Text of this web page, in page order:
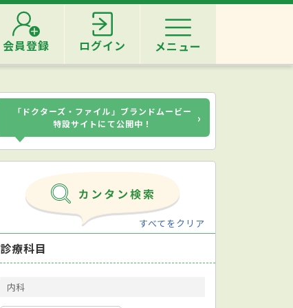
会員登録 ログイン メニュー
「ドクターズ・ファイル」ブランドムービー
特設サイトにて公開中！
›
すべてをクリア
診療科目
内科